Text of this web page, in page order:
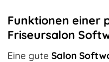
Funktionen einer
Friseursalon
Eine gute Salon